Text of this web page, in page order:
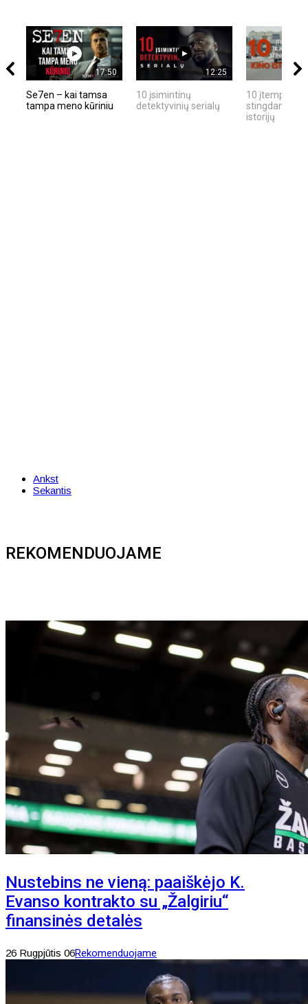
17:50
Se7en – kai tamsa
tampa meno kūriniu
12:25
10 įsimintinų
detektyvinių serialų
10 įtemptų,
stingdančių
istorijų
Ankst
Sekantis
REKOMENDUOJAME
Nustebins ne vieną: paaiškėjo K.
Evanso kontrakto su „Žalgiriu“
finansinės detalės
26 Rugpjūtis 06Rekomenduojame